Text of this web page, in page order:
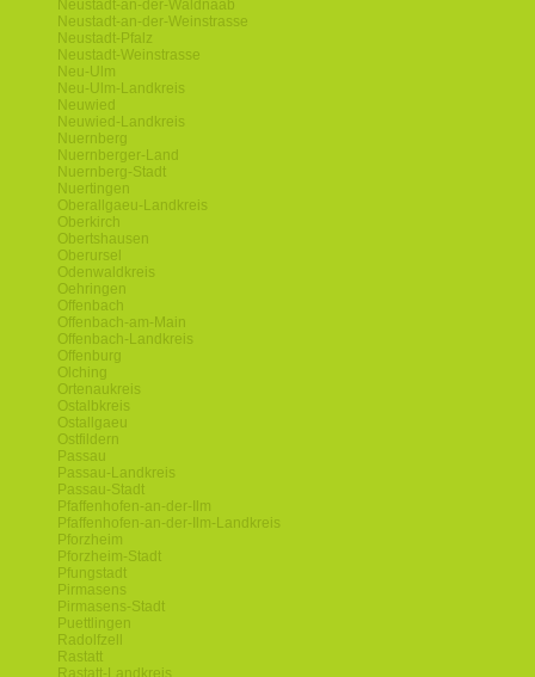
Neustadt-an-der-Waldnaab
Neustadt-an-der-Weinstrasse
Neustadt-Pfalz
Neustadt-Weinstrasse
Neu-Ulm
Neu-Ulm-Landkreis
Neuwied
Neuwied-Landkreis
Nuernberg
Nuernberger-Land
Nuernberg-Stadt
Nuertingen
Oberallgaeu-Landkreis
Oberkirch
Obertshausen
Oberursel
Odenwaldkreis
Oehringen
Offenbach
Offenbach-am-Main
Offenbach-Landkreis
Offenburg
Olching
Ortenaukreis
Ostalbkreis
Ostallgaeu
Ostfildern
Passau
Passau-Landkreis
Passau-Stadt
Pfaffenhofen-an-der-Ilm
Pfaffenhofen-an-der-Ilm-Landkreis
Pforzheim
Pforzheim-Stadt
Pfungstadt
Pirmasens
Pirmasens-Stadt
Puettlingen
Radolfzell
Rastatt
Rastatt-Landkreis